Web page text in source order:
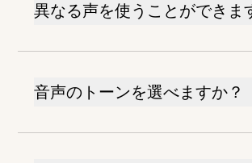
異なる声を使うことができま
音声のトーンを選べますか？